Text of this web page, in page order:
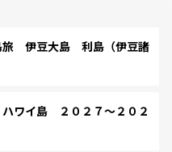
伊豆大島 利島（伊豆諸
ワイ島 ２０２７～２０２